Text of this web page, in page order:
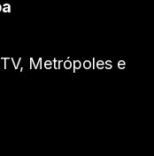
Metrópoles e